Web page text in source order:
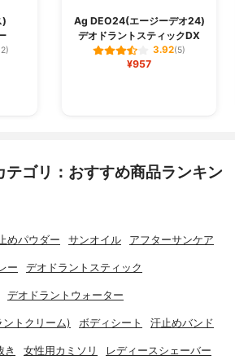
)
Ag DEO24(エージーデオ24)
デオドラントスティックDX
3.92(5)
¥957
テゴリ：おすすめ商品ランキン
めパウダー サンオイル アフターサンケア
ー デオドラントスティック
デオドラントウォーター
トクリーム) ボディシート 汗止めバンド
き 女性用カミソリ レディースシェーバー